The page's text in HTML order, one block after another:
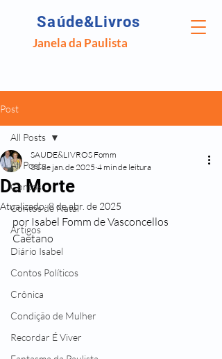
Saúde&Livros
Janela da Paulista
Post
All Posts
Contos
Contos de Natal
Artigos
Diário Isabel
Contos Políticos
Crônica
Condição de Mulher
Recordar É Viver
All Posts
Da Morte
SAUDE&LIVROS Fomm
31 de jan. de 2025 4 min de leitura
Atualizado:8 de abr. de 2025
por Isabel Fomm de Vasconcellos
Caetano